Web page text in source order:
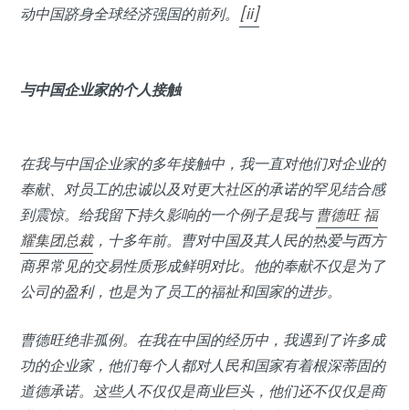
动中国跻身全球经济强国的前列。 [ii]
与中国企业家的个人接触
在我与中国企业家的多年接触中，我一直对他们对企业的
奉献、对员工的忠诚以及对更大社区的承诺的罕见结合感
到震惊。给我留下持久影响的一个例子是我与曹德旺 福
耀集团总裁，十多年前。曹对中国及其人民的热爱与西方
商界常见的交易性质形成鲜明对比。他的奉献不仅是为了
公司的盈利，也是为了员工的福祉和国家的进步。
曹德旺绝非孤例。在我在中国的经历中，我遇到了许多成
功的企业家，他们每个人都对人民和国家有着根深蒂固的
道德承诺。这些人不仅仅是商业巨头，他们还不仅仅是商